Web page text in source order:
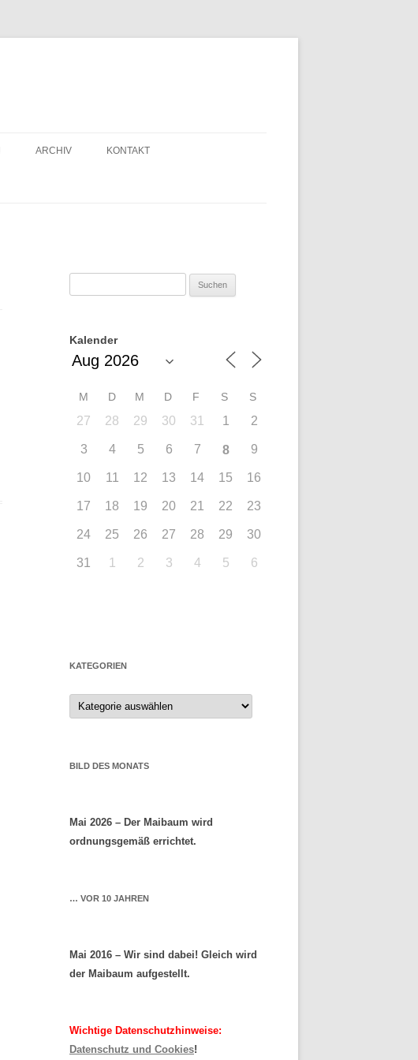
ARCHIV KONTAKT
Kalender
M D M D F S S
27 28 29 30 31 1 2
3 4 5 6 7 8 9
10 11 12 13 14 15 16
17 18 19 20 21 22 23
24 25 26 27 28 29 30
31 1 2 3 4 5 6
KATEGORIEN
Kategorien
BILD DES MONATS
Mai 2026 – Der Maibaum wird
ordnungsgemäß errichtet.
… VOR 10 JAHREN
Mai 2016 – Wir sind dabei! Gleich wird
der Maibaum aufgestellt.
Wichtige Datenschutzhinweise:
Datenschutz und Cookies!